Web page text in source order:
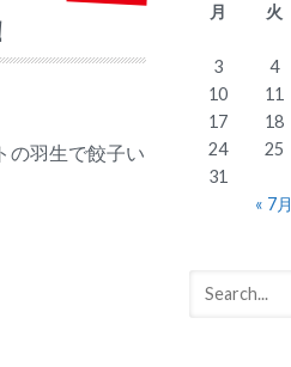
の羽生で餃子い
月
火
« 7月
3
4
10
11
17
18
24
25
31